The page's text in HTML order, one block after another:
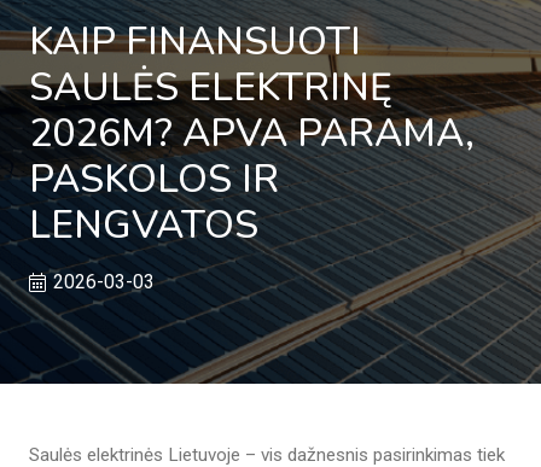
KAIP FINANSUOTI
SAULĖS ELEKTRINĘ
2026M? APVA PARAMA,
PASKOLOS IR
LENGVATOS
2026-03-03
Saulės elektrinės Lietuvoje – vis dažnesnis pasirinkimas tiek